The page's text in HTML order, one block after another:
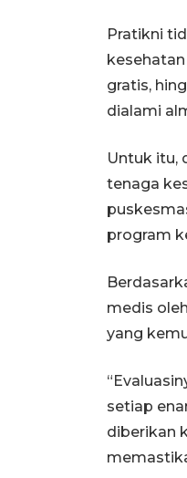
Pratikni
gratis,
dialami
Untuk itu,
tenaga
program
medis
yang
setiap
diberikan